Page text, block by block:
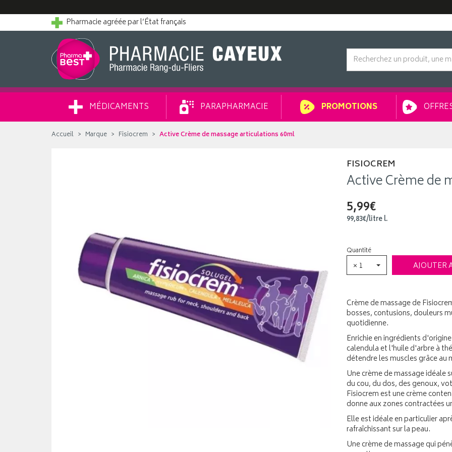
Pharmacie agréée par l’État français
MÉDICAMENTS PARAPHARMACIE PROMOTIONS
Accueil Marque Fisiocrem Active Crème de massage articulations 60ml
FISIOCREM
Active Crème de
5,99€
99,83€/litrel.
Quantité
× 1 AJOUTER
Crème de massage de
bosses, contusions, douleurs
quotidienne.
Enrichie en ingrédients
calendula et l'huile d'arbre à
détendre les muscles grâce au
Une crème de massage idéale
du cou, du dos, des genoux,
Fisiocrem est une crème
donne aux zones contractées
Elle est idéale en particulier
rafraîchissant sur la peau.
Une crème de massage qui